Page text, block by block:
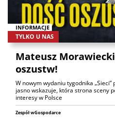
INFORMACJE
TYLKO U NAS
Mateusz
oszustw!
W nowym wydaniu tygodnika
jasno wskazuje, która strona sceny
interesy w Polsce
Zespół wGospodarce